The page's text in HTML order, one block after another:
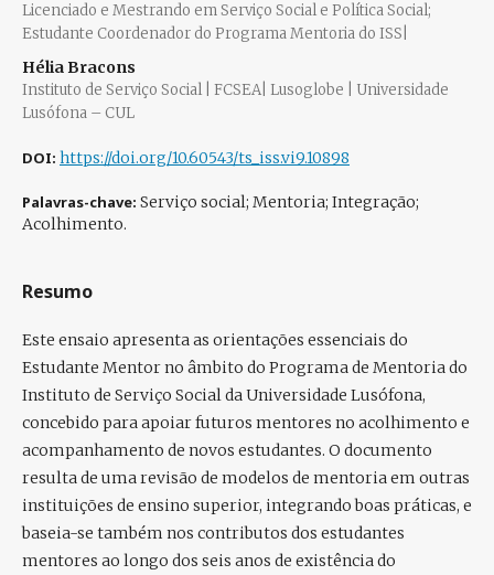
Licenciado e Mestrando em Serviço Social e Política Social;
Estudante Coordenador do Programa Mentoria do ISS|
Hélia Bracons
Instituto de Serviço Social | FCSEA| Lusoglobe | Universidade
Lusófona – CUL
DOI: https://doi.org/10.60543/ts_iss.vi9.10898
Palavras-chave: Serviço social; Mentoria; Integração;
Acolhimento.
Resumo
Este ensaio apresenta as orientações essenciais do
Estudante Mentor no âmbito do Programa de Mentoria do
Instituto de Serviço Social da Universidade Lusófona,
concebido para apoiar futuros mentores no acolhimento e
acompanhamento de novos estudantes. O documento
resulta de uma revisão de modelos de mentoria em outras
instituições de ensino superior, integrando boas práticas, e
baseia-se também nos contributos dos estudantes
mentores ao longo dos seis anos de existência do